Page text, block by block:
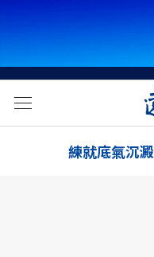
練就底氣沉澱